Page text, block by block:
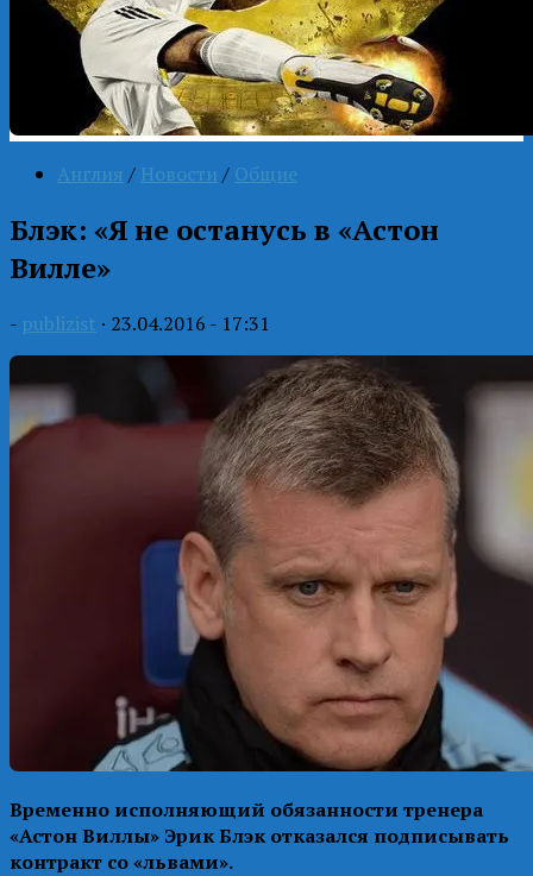
Англия / Новости / Общие
Блэк: «Я не останусь в «Астон
Вилле»
- publizist · 23.04.2016 - 17:31
Временно исполняющий обязанности тренера
«Астон Виллы» Эрик Блэк отказался подписывать
контракт со «львами».